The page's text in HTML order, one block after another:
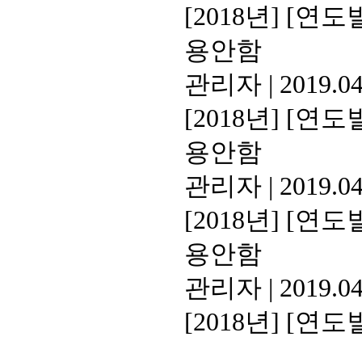
[2018년] [연도
용안함
관리자 |
[2018년] [연도
용안함
관리자 |
[2018년] [연도
용안함
관리자 |
[2018년] [연도